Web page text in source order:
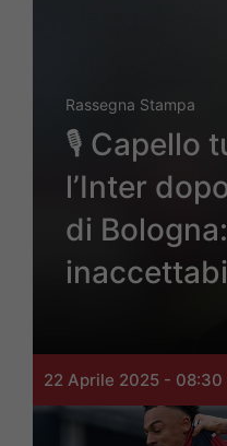
Rassegna Stampa
🎙️ Capello
l’Inter
di Bologna:
22 Aprile 2025 - 08:30